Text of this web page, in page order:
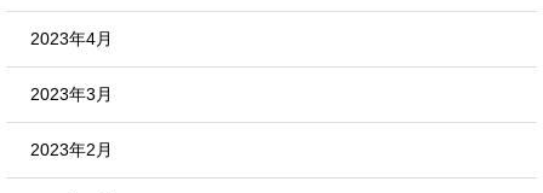
2023年4月
2023年3月
2023年2月